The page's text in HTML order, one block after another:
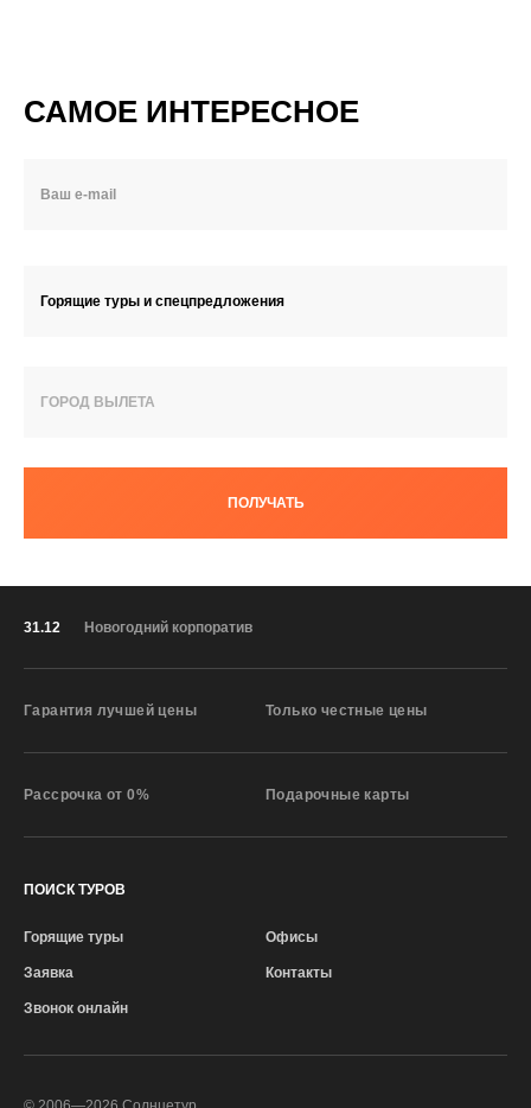
САМОЕ ИНТЕРЕСНОЕ
Горящие туры и спецпредложения
ГОРОД ВЫЛЕТА
ПОЛУЧАТЬ
31.12 Новогодний корпоратив
Гарантия лучшей цены Только честные цены
Рассрочка от 0% Подарочные карты
ПОИСК ТУРОВ
Горящие туры
Заявка
Звонок онлайн
Офисы
Контакты